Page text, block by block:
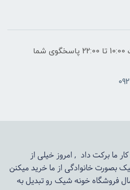
هفت روز هفته ، از ساعت 10:00 تا 22:00 پاسخگوی شما
ما برکت داد , امروز خیلی از
بصورت خانوادگی از ما خرید میکنن
فروشگاهخونه شیکرو تبدیل به